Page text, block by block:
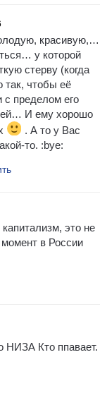
красивую,…
у которой
стерву (когда
так, чтобы её
с пределом его
И ему хорошо
. А то у Вас
то. :bye:
это не
в России
НИЗА Кто ппавает.